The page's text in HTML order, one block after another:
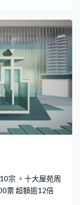
宗 。十大屋苑周
票 超額逾12倍